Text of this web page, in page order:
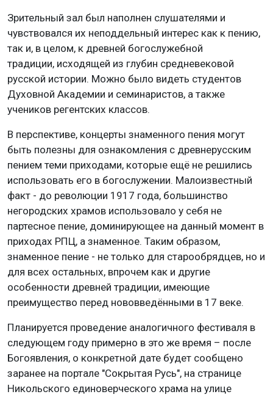
Зрительный зал был наполнен слушателями и
чувствовался их неподдельный интерес как к пению,
так и, в целом, к древней богослужебной
традиции, исходящей из глубин средневековой
русской истории. Можно было видеть студентов
Духовной Академии и семинаристов, а также
учеников регентских классов.
В перспективе, концерты знаменного пения могут
быть полезны для ознакомления с древнерусским
пением теми приходами, которые ещё не решились
использовать его в богослужении. Малоизвестный
факт - до революции 1917 года, большинство
негородских храмов использовало у себя не
партесное пение, доминирующее на данный момент в
приходах РПЦ, а знаменное. Таким образом,
знаменное пение - не только для старообрядцев, но и
для всех остальных, впрочем как и другие
особенности древней традиции, имеющие
преимущество перед нововведёнными в 17 веке.
Планируется проведение аналогичного фестиваля в
следующем году примерно в это же время – после
Богоявления, о конкретной дате будет сообщено
заранее на портале "Сокрытая Русь", на странице
Никольского единоверческого храма на улице